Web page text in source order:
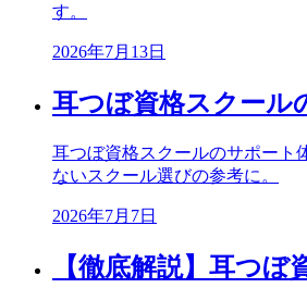
す。
2026年7月13日
耳つぼ資格スクール
耳つぼ資格スクールのサポート
ないスクール選びの参考に。
2026年7月7日
【徹底解説】耳つ